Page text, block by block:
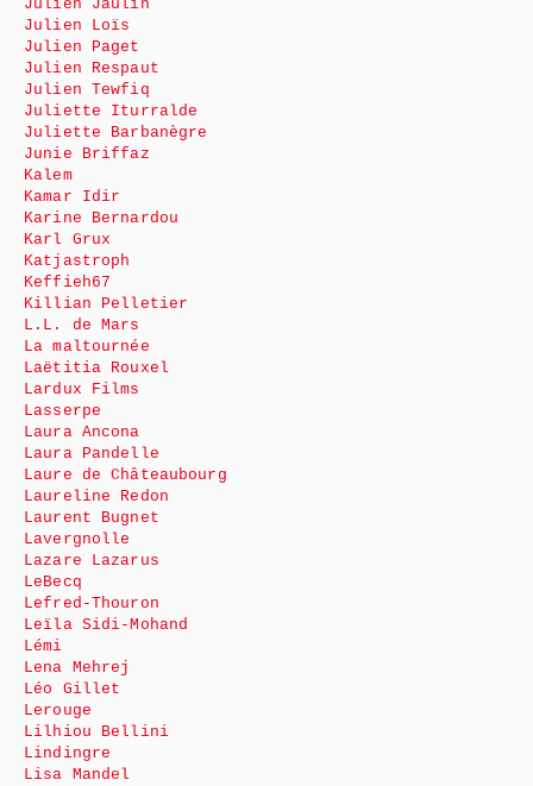
Julien Jaulin
Julien Loïs
Julien Paget
Julien Respaut
Julien Tewfiq
Juliette Iturralde
Juliette Barbanègre
Junie Briffaz
Kalem
Kamar Idir
Karine Bernardou
Karl Grux
Katjastroph
Keffieh67
Killian Pelletier
L.L. de Mars
La maltournée
Laëtitia Rouxel
Lardux Films
Lasserpe
Laura Ancona
Laura Pandelle
Laure de Châteaubourg
Laureline Redon
Laurent Bugnet
Lavergnolle
Lazare Lazarus
LeBecq
Lefred-Thouron
Leïla Sidi-Mohand
Lémi
Lena Mehrej
Léo Gillet
Lerouge
Lilhiou Bellini
Lindingre
Lisa Mandel